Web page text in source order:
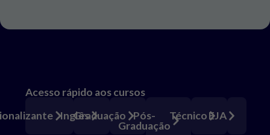
Acesso rápido aos cursos
Inglês
Graduação
Pós-
Graduação
TécnicoEJA